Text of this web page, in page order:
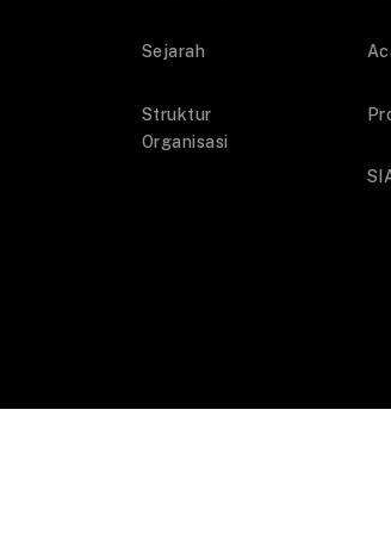
Sejarah
Struktur
Organisasi